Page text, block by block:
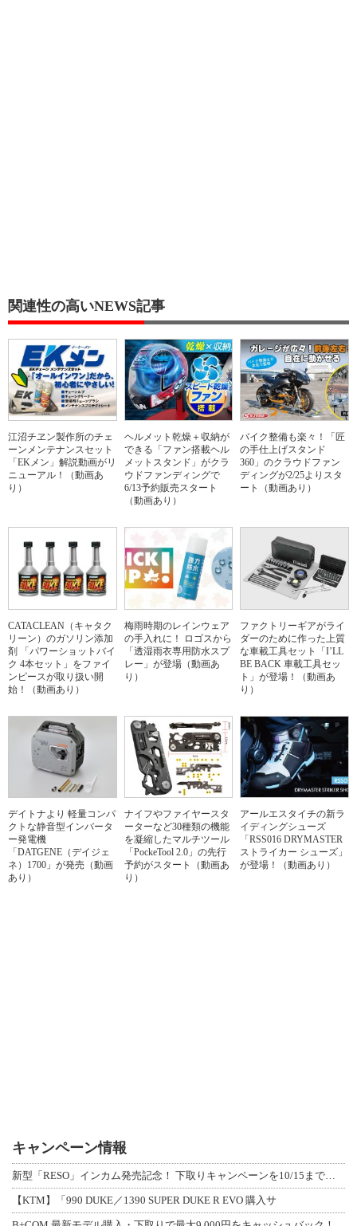
関連性の高いNEWS記事
江沼チヱン製作所のチェ
ーンメンテナンスセット
「EKメン」解説動画がリ
ニューアル！（動画あ
り）
ヘルメット乾燥＋収納が
できる「ファン搭載ヘル
メットスタンド」がクラ
ウドファンディングで
6/13予約販売スタート
（動画あり）
バイク整備も楽々！「匠
の手仕上げスタンド
360」のクラウドファン
ディングが2/25よりスタ
ート（動画あり）
CATACLEAN（キャタク
リーン）のガソリン添加
剤 「パワーショットバイ
ク 4本セット」をファイ
ンピースが取り扱い開
始！（動画あり）
梅雨時期のレインウェア
の手入れに！ ロゴスから
「透湿雨衣専用防水スプ
レー」が登場（動画あ
り）
ファクトリーギアがライ
ダーのために作った上質
な車載工具セット「I’LL
BE BACK 車載工具セッ
ト」が登場！（動画あ
り）
デイトナより 軽量コンパ
クトな静音型インバータ
ー発電機
「DATGENE（デイジェ
ネ）1700」が発売（動画
あり）
ナイフやファイヤースタ
ーターなど30種類の機能
を凝縮したマルチツール
「PockeTool 2.0」の先行
予約がスタート（動画あ
り）
アールエスタイチの新ラ
イディングシューズ
「RSS016 DRYMASTER
ストライカー シューズ」
が登場！（動画あり）
キャンペーン情報
【KTM】「990 DUKE／1390 SUPER DUKE R EVO 購入サ